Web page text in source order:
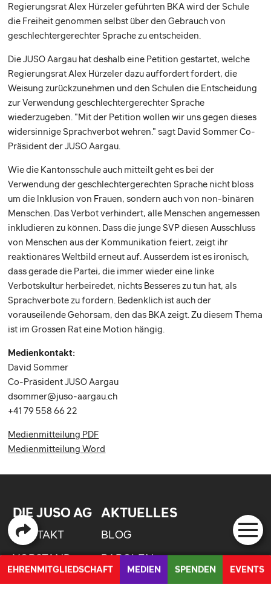
Regierungsrat Alex Hürzeler geführten BKA wird der Schule
die Freiheit genommen selbst über den Gebrauch von
geschlechtergerechter Sprache zu entscheiden.
Die JUSO Aargau hat deshalb eine Petition gestartet, welche
Regierungsrat Alex Hürzeler dazu auffordert fordert, die
Weisung zurückzunehmen und den Schulen die Entscheidung
zur Verwendung geschlechtergerechter Sprache
wiederzugeben. "Mit der Petition wollen wir uns gegen dieses
widersinnige Sprachverbot wehren." sagt David Sommer Co-
Präsident der JUSO Aargau.
Wie die Kantonsschule auch mitteilt geht es bei der
Verwendung der geschlechtergerechten Sprache nicht bloss
um die Inklusion von Frauen, sondern auch von non-binären
Menschen. Das Verbot verhindert, alle Menschen angemessen
inkludieren zu können. Dass die junge SVP diesen Ausschluss
von Menschen aus der Kommunikation feiert, zeigt ihr
reaktionäres Weltbild erneut auf. Ausserdem ist es ironisch,
dass gerade die Partei, die immer wieder eine linke
Verbotskultur herbeiredet, nichts Besseres zu tun hat, als
Sprachverbote zu fordern. Bedenklich ist auch der
vorauseilende Gehorsam, den das BKA zeigt. Zu diesem Thema
ist im Grossen Rat eine Motion hängig.
Medienkontakt:
David Sommer
Co-Präsident JUSO Aargau
dsommer@juso-aargau.ch
+41 79 558 66 22
Medienmitteilung PDF
Medienmitteilung Word
DIE JUSO AG
KONTAKT
VORSTAND
MANDATE
AKTUELLES
BLOG
PAROLEN
MEDIENMITTEILUNGEN
EHRENMITGLIEDSCHAFT MEDIEN SPENDEN EVENTS